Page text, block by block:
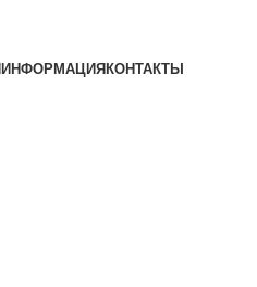
ИНФОРМАЦИЯ КОНТАКТЫ